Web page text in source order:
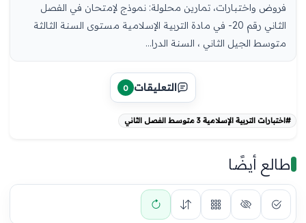
فروض واختبارات، تمارين محلولة: نموذج لإمتحان في الفصل
الثاني رقم 20- في مادة التربية الإسلامية مستوى السنة الثالثة
متوسط الجيل الثاني ، السنة الدرا...
التعليقات 0
#اختبارات التربية الإسلامية 3 متوسط الفصل الثاني
طالع أيضًا